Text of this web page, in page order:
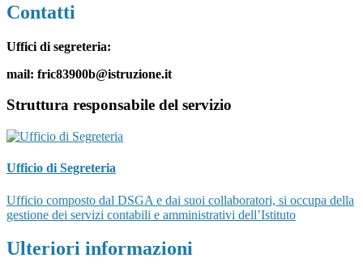
Contatti
Uffici di segreteria:
mail: fric83900b@istruzione.it
Struttura responsabile del servizio
Ufficio di Segreteria
Ufficio composto dal DSGA e dai suoi collaboratori, si occupa della
gestione dei servizi contabili e amministrativi dell’Istituto
Ulteriori informazioni